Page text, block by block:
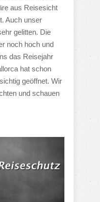
aus Reisesicht
Auch unser
gelitten. Die
noch hoch und
das Reisejahr
hat schon
geöffnet. Wir
und schauen